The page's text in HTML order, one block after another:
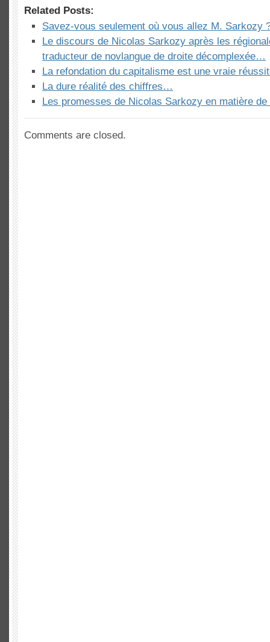
Related Posts:
Savez-vous seulement où vous allez M. Sarkozy
Le discours de Nicolas Sarkozy après les
traducteur de novlangue de droite décomplexée…
La refondation du capitalisme est une vraie
La dure réalité des chiffres…
Les promesses de Nicolas Sarkozy en matière de
Comments are closed.